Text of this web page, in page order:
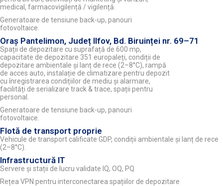
medical, farmacovigilență / vigilență.
Generatoare de tensiune back-up, panouri
fotovoltaice.
Oraș Pantelimon, Județ Ilfov, Bd. Biruinței nr. 69–71
Spații de depozitare cu suprafață de 600 mp,
capacitate de depozitare 351 europaleți, condiții de
depozitare ambientale și lanț de rece (2–8°C), rampă
de acces auto, instalație de climatizare pentru depozit
cu înregistrarea condițiilor de mediu și alarmare,
facilități de serializare track & trace, spații pentru
personal.
Generatoare de tensiune back-up, panouri
fotovoltaice.
Flotă de transport proprie
Vehicule de transport calificate GDP, condiții ambientale și lanț de rece
(2–8°C).
Infrastructură IT
Servere și stații de lucru validate IQ, OQ, PQ
Rețea VPN pentru interconectarea spațiilor de depozitare